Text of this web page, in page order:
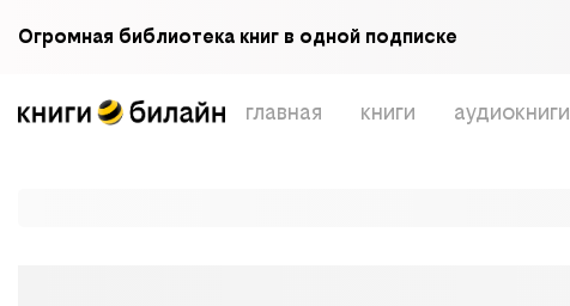
Огромная библиотека книг в одной подписке
главная книги аудиокниги